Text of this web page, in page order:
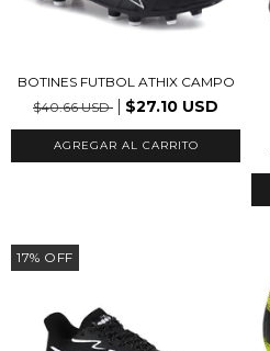
BOTINES FUTBOL ATHIX CAMPO
$40.66 USD
$27.10 USD
AGREGAR AL CARRITO
17% OFF